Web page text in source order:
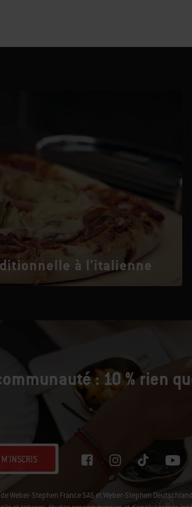
à l'italienne
: 10 % rien
Weber-Stephen France SAS et Weber-Stephen